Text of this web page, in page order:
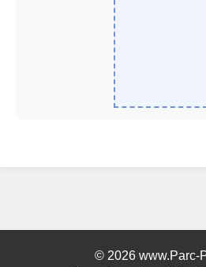
© 2026 www.Parc-